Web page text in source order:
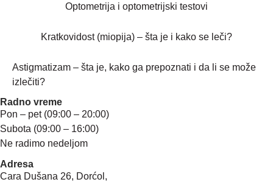
Optometrija i optometrijski testovi
Kratkovidost (miopija) – šta je i kako se leči?
Astigmatizam – šta je, kako ga prepoznati i da li se može
izlečiti?
Radno vreme
Pon – pet (09:00 – 20:00)
Subota (09:00 – 16:00)
Ne radimo nedeljom
Adresa
Cara Dušana 26, Dorćol,